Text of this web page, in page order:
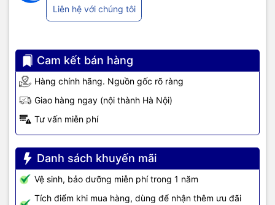
Liên hệ với chúng tôi
Cam kết bán hàng
Hàng chính hãng. Nguồn gốc rõ ràng
Giao hàng ngay (nội thành Hà Nội)
Tư vấn miễn phí
Danh sách khuyến mãi
Vệ sinh, bảo dưỡng miễn phí trong 1 năm
Tích điểm khi mua hàng, dùng để nhận thêm ưu đãi